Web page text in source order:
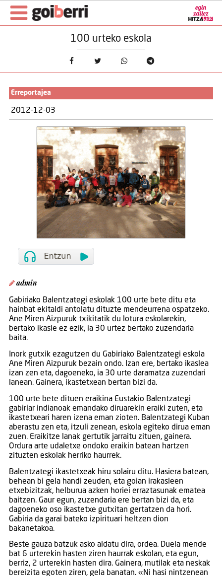
100 urteko eskola
Erreportajea
2012-12-03
admin
Gabiriako Balentzategi eskolak 100 urte bete ditu eta
hainbat ekitaldi antolatu dituzte mendeurrena ospatzeko.
Ane Miren Aizpuruk txikitatik du lotura eskolarekin,
bertako ikasle ez ezik, ia 30 urtez bertako zuzendaria
baita.
Inork gutxik ezagutzen du Gabiriako Balentzategi eskola
Ane Miren Aizpuruk bezain ondo. Izan ere, bertako ikaslea
izan zen eta, dagoeneko, ia 30 urte daramatza zuzendari
lanean. Gainera, ikastetxean bertan bizi da.
100 urte bete dituen eraikina Eustakio Balentzategi
gabiriar indianoak emandako diruarekin eraiki zuten, eta
ikastetxeari haren izena eman zioten. Balentzategi Kuban
aberastu zen eta, itzuli zenean, eskola egiteko dirua eman
zuen. Eraikitze lanak gertutik jarraitu zituen, gainera.
Ordura arte udaletxe ondoko eraikin batean hartzen
zituzten eskolak herriko haurrek.
Balentzategi ikastetxeak hiru solairu ditu. Hasiera batean,
behean bi gela handi zeuden, eta goian irakasleen
etxebizitzak, helburua azken horiei erraztasunak ematea
baitzen. Gaur egun, zuzendaria ere bertan bizi da, eta
dagoeneko oso ikastetxe gutxitan gertatzen da hori.
Gabiria da garai bateko izpirituari heltzen dion
bakanetakoa.
Beste gauza batzuk asko aldatu dira, ordea. Duela mende
bat 6 urterekin hasten ziren haurrak eskolan, eta egun,
berriz, 2 urterekin hasten dira. Gainera, mutilak eta neskak
bereizita egoten ziren, gela banatan. «Ni hasi nintzenean